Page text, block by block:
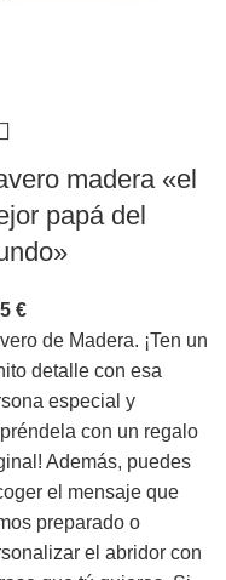
madera «el
papá del
€
de Madera. ¡Ten un
detalle con esa
especial y
con un regalo
Además, puedes
el mensaje que
preparado o
el abridor con